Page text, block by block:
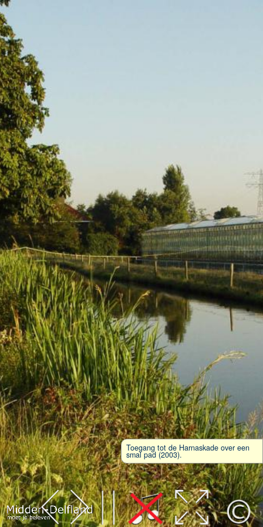
Leaflet| Map data ©OpenStreetMap
contributors,CC-BY-SA, Imagery ©Mapbox
Toegang tot de Harnaskade over een
smal pad (2003).